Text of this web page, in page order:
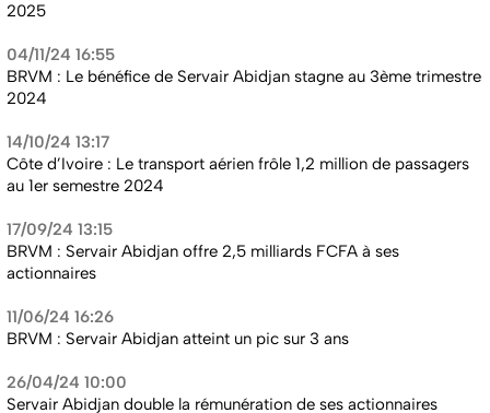
2025
04/11/24 16:55
BRVM : Le bénéfice de Servair Abidjan stagne au 3ème trimestre
2024
14/10/24 13:17
Côte d’Ivoire : Le transport aérien frôle 1,2 million de passagers
au 1er semestre 2024
17/09/24 13:15
BRVM : Servair Abidjan offre 2,5 milliards FCFA à ses
actionnaires
11/06/24 16:26
BRVM : Servair Abidjan atteint un pic sur 3 ans
26/04/24 10:00
Servair Abidjan double la rémunération de ses actionnaires